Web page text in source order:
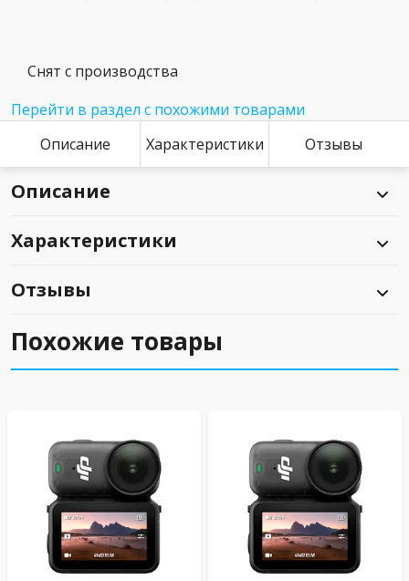
Снят с производства
Перейти в раздел с похожими товарами
Описание
Характеристики Отзывы
Описание
Характеристики
Отзывы
Похожие товары